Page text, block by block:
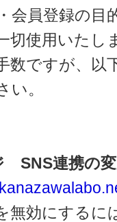
会員登録の目
切使用いたし
数ですが、以
い。
SNS連携の
無効にするに